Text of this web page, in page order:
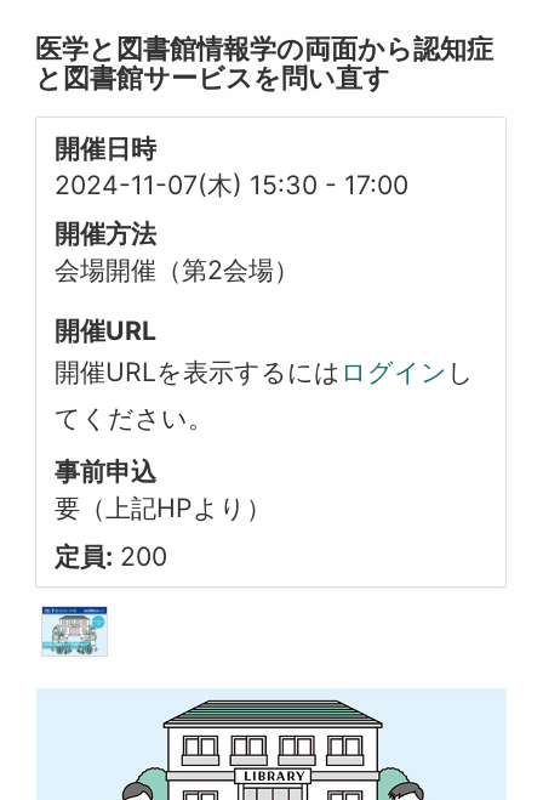
医学と図書館情報学の両面から認知症
と図書館サービスを問い直す
開催日時
2024-11-07(木) 15:30 - 17:00
開催方法
会場開催（第2会場）
開催URL
開催URLを表示するには ログイン し
てください。
事前申込
要（上記HPより）
定員: 200